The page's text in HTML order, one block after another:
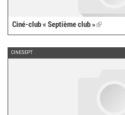
Ciné-club « Septième club »(link
is
CINESEPT